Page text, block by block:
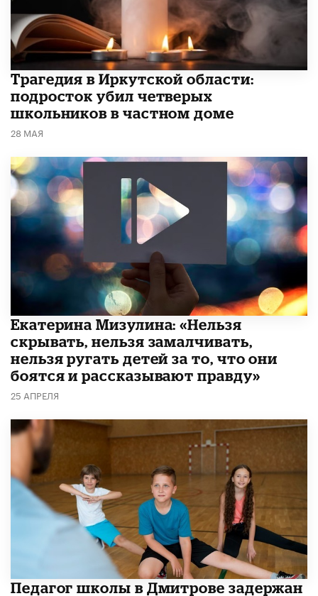
Трагедия в Иркутской области:
подросток убил четверых
школьников в частном доме
28 МАЯ
Екатерина Мизулина: «Нельзя
скрывать, нельзя замалчивать,
нельзя ругать детей за то, что они
боятся и рассказывают правду»
25 АПРЕЛЯ
Педагог школы в Дмитрове задержан